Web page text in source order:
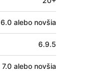
6.0 alebo novšia
6.9.5
7.0 alebo novšia